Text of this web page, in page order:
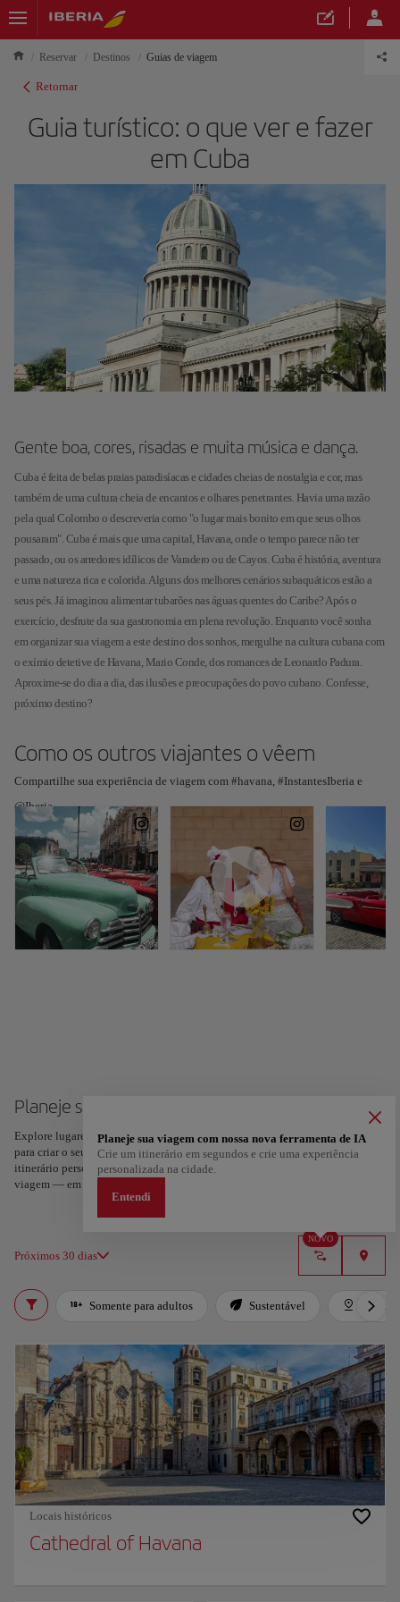
Reservar Destinos Guias de viagem
Retornar
Guia turístico: o que ver e fazer
em Cuba
Gente boa, cores, risadas e muita música e dança.
Cuba é feita de belas praias paradisíacas e cidades cheias de nostalgia e cor, mas
também de uma cultura cheia de encantos e olhares penetrantes. Havia uma razão
pela qual Colombo o descreveria como "o lugar mais bonito em que seus olhos
pousaram". Cuba é mais que uma capital, Havana, onde o tempo parece não ter
passado, ou os arredores idílicos de Varadero ou de Cayos. Cuba é história, aventura
e uma natureza rica e colorida. Alguns dos melhores cenários subaquáticos estão a
seus pés. Já imaginou alimentar tubarões nas águas quentes do Caribe? Após o
exercício, desfrute da sua gastronomia em plena revolução. Enquanto você sonha
em organizar sua viagem a este destino dos sonhos, mergulhe na cultura cubana com
o exímio detetive de Havana, Mario Conde, dos romances de Leonardo Padura.
Aproxime-se do dia a dia, das ilusões e preocupações do povo cubano. Confesse,
próximo destino?
Como os outros viajantes o vêem
Compartilhe sua experiência de viagem com #havana, #InstantesIberia e
@Iberia
Planeje sua viagem para Cuba
Explore lugares e experiências, e marque com um coração os seus favoritos
para criar o seu percurso e partilhá-lo. Quer mais ideias? Obtenha um
itinerário personalizado de acordo com os seus interesses e a duração da sua
viagem — em apenas dois passos e disponível no Google Maps.
Próximos 30 dias
NOVO
Planeje sua viagem com nossa nova ferramenta de IA
Crie um itinerário em segundos e crie uma experiência
personalizada na cidade.
Entendi
Somente para adultos Sustentável
Locais históricos
Cathedral of Havana